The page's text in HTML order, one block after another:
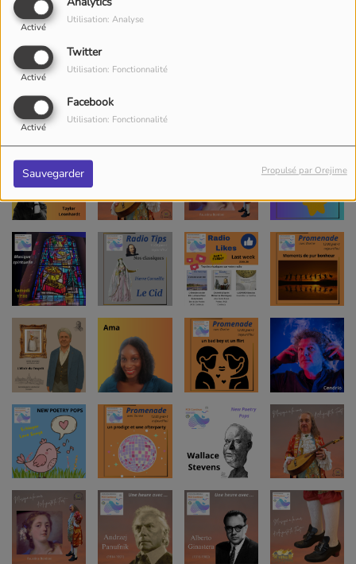
Activé
Utilisation: Analyse
Twitter
Activé
Utilisation: Fonctionnalité
Facebook
Activé
Utilisation: Fonctionnalité
Sauvegarder Propulsé par Orejime